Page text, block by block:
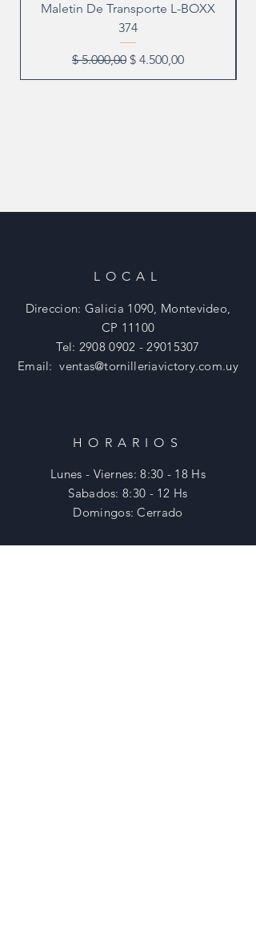
Maletin De Transporte L-BOXX
374
Precio
$ 5.000,00 Precio de oferta
$ 4.500,00
LOCAL
Direccion: Galicia 1090, Montevideo,
CP 11100
Tel: 2908 0902 - 29015307
Email:ventas@tornilleriavictory.com.uy
HORARIOS
Lunes - Viernes: 8:30 - 18 Hs
​​Sabados: 8:30 - 12 Hs
​Domingos: Cerrado